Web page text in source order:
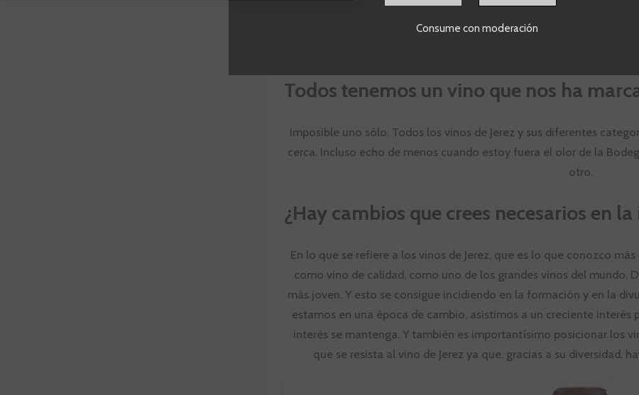
Que tenga identidad. Que represente a la zona de la que procede.
Todos tenemos un vino que nos ha
Imposible uno sólo. Todos los vinos de Jerez y sus diferentes
cerca. Incluso echo de menos cuando estoy fuera el olor de la
otro.
¿Hay cambios que crees necesarios en
En lo que se refiere a los vinos de Jerez, que es lo que conozco
como vino de calidad, como uno de los grandes vinos del mundo.
más joven. Y esto se consigue incidiendo en la formación y en la
estamos en una época de cambio, asistimos a un creciente interés
interés se mantenga. Y también es importantísimo posicionar los
que se resista al vino de Jerez ya que, gracias a su diversidad,
Consume con moderación